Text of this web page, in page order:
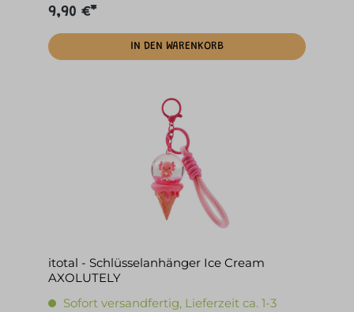
9,90 €*
IN DEN WARENKORB
itotal - Schlüsselanhänger Ice Cream
AXOLUTELY
Sofort versandfertig, Lieferzeit ca. 1-3